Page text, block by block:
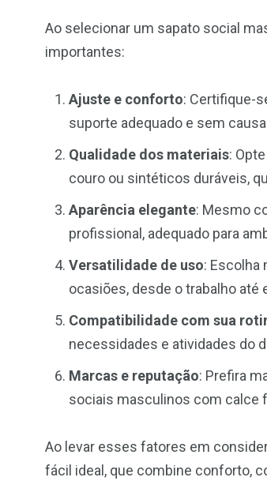
Ao selecionar um sapato social
importantes:
Ajuste e conforto: Certifique-
suporte adequado e sem
Qualidade dos materiais:
couro ou sintéticos duráveis,
Aparência elegante: Mesmo
profissional, adequado para
Versatilidade de uso: Escolha
ocasiões, desde o trabalho até
Compatibilidade com sua
necessidades e atividades do
Marcas e reputação: Prefira
sociais masculinos com calce
Ao levar esses fatores em
fácil ideal, que combine conforto,